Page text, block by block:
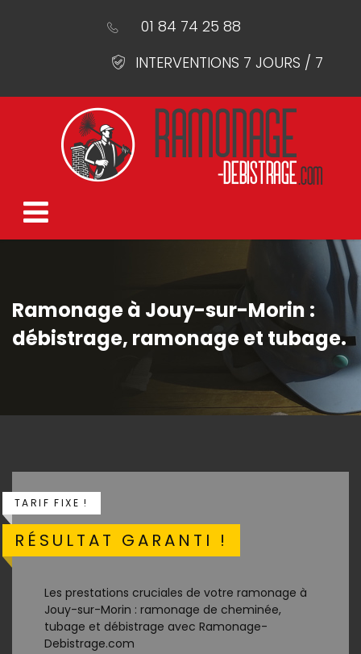
01 84 74 25 88
INTERVENTIONS 7 JOURS / 7
Ramonage à Jouy-sur-Morin :
débistrage, ramonage et tubage.
TARIF FIXE !
RÉSULTAT GARANTI !
Les prestations cruciales de votre ramonage à
Jouy-sur-Morin : ramonage de cheminée,
tubage et débistrage avec Ramonage-
Debistrage.com